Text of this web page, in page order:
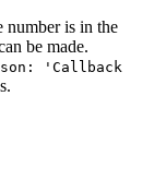
number is in the
be made.
'Callback